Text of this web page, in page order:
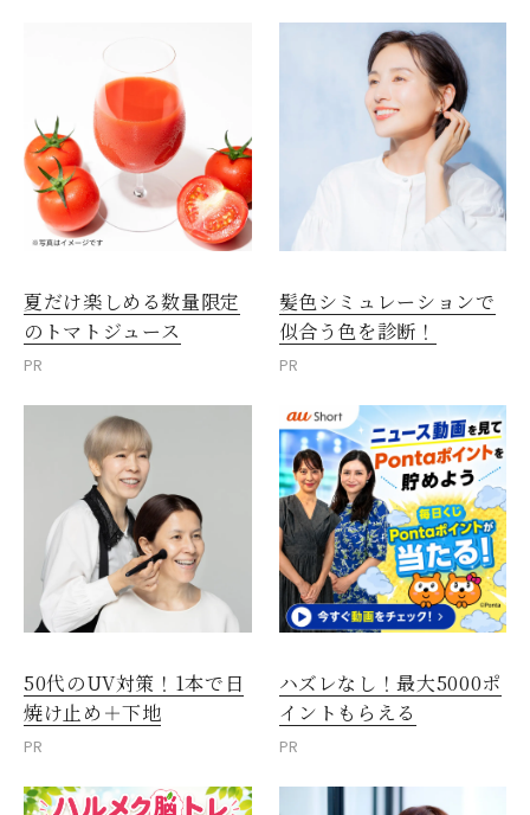
夏だけ楽しめる数量限定
のトマトジュース
PR
髪色シミュレーションで
似合う色を診断！
PR
50代のUV対策！1本で日
焼け止め＋下地
PR
ハズレなし！最大5000ポ
イントもらえる
PR